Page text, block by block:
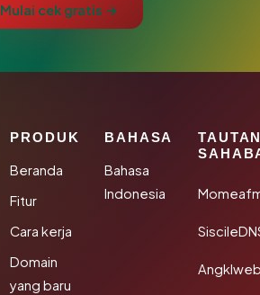
Mulai cek gratis →
PRODUK
Beranda
Fitur
Cara kerja
Domain
yang baru
BAHASA
Bahasa
Indonesia